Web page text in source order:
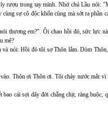
rượu trong tay mình. Nhớ chú Lầu nói:
sự cô độc khốn cùng mà sớt ra phần
thương em?". Ôi chao hồi đó, sức lực
mê?
nói: Hồi đó tôi sợ Thôn lắm. Dòm
Thôn ơi Thôn ơi. Tôi chảy nước mắt
cái sợi dây đời chằng chịt, ràng buộc,